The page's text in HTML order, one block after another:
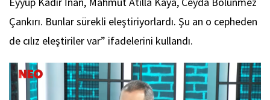
Çankırı. Bunlar sürekli eleştiriyorlardı. Şu an o cepheden
de cılız eleştiriler var” ifadelerini kullandı.